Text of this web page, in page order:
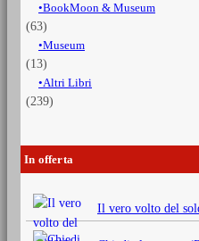
BookMoon & Museum
(63)
Museum
(13)
Altri Libri
(239)
In offerta
Il vero volto del